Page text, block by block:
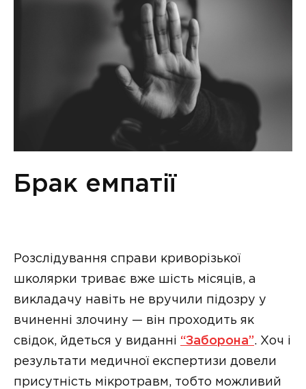
Брак емпатії
Розслідування справи криворізької
школярки триває вже шість місяців, а
викладачу навіть не вручили підозру у
вчиненні злочину — він проходить як
свідок, йдеться у виданні “Заборона”. Хоч і
результати медичної експертизи довели
присутність мікротравм, тобто можливий